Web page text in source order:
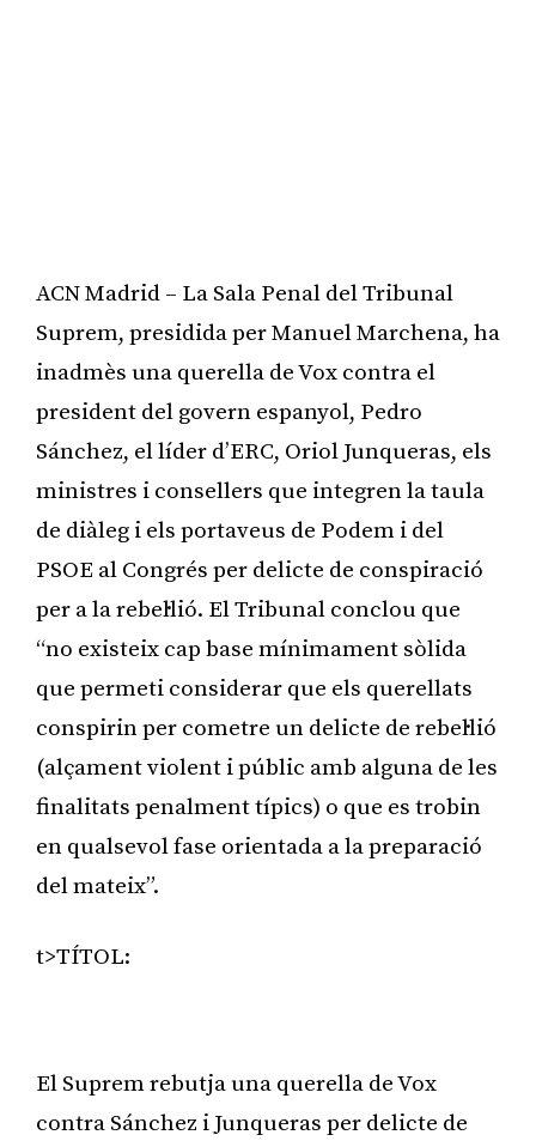
ACN Madrid – La Sala Penal del Tribunal
Suprem, presidida per Manuel Marchena, ha
inadmès una querella de Vox contra el
president del govern espanyol, Pedro
Sánchez, el líder d’ERC, Oriol Junqueras, els
ministres i consellers que integren la taula
de diàleg i els portaveus de Podem i del
PSOE al Congrés per delicte de conspiració
per a la rebel·lió. El Tribunal conclou que
“no existeix cap base mínimament sòlida
que permeti considerar que els querellats
conspirin per cometre un delicte de rebel·lió
(alçament violent i públic amb alguna de les
finalitats penalment típics) o que es trobin
en qualsevol fase orientada a la preparació
del mateix”.
t>TÍTOL:
El Suprem rebutja una querella de Vox
contra Sánchez i Junqueras per delicte de